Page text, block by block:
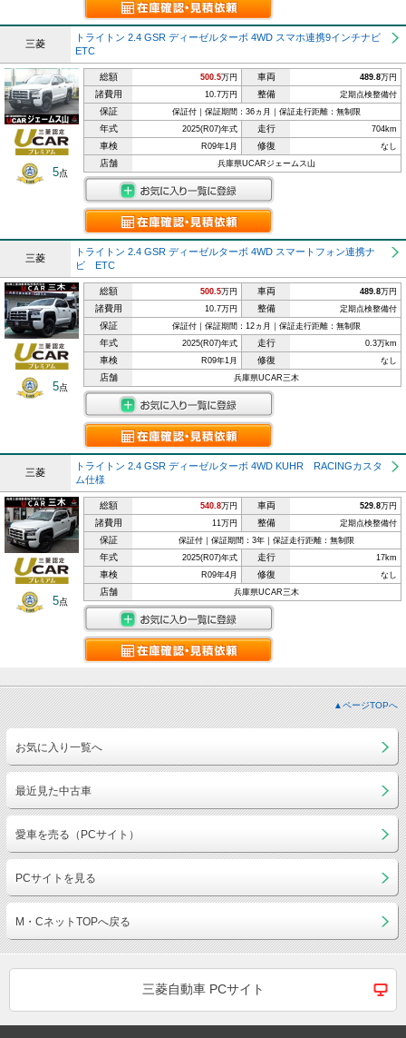
三菱
トライトン 2.4 GSR ディーゼルターボ 4WD スマホ連携9インチナビ
ETC
5点
総額 500.5万円 車両 489.8万円
諸費用 10.7万円 整備 定期点検整備付
保証 保証付｜保証期間：36ヵ月｜保証走行距離：無制限
年式 2025(R07)年式 走行 704km
車検 R09年1月 修復 なし
店舗 兵庫県UCARジェームス山
三菱
トライトン 2.4 GSR ディーゼルターボ 4WD スマートフォン連携ナ
ビ ETC
5点
総額 500.5万円 車両 489.8万円
諸費用 10.7万円 整備 定期点検整備付
保証 保証付｜保証期間：12ヵ月｜保証走行距離：無制限
年式 2025(R07)年式 走行 0.3万km
車検 R09年1月 修復 なし
店舗 兵庫県UCAR三木
三菱
トライトン 2.4 GSR ディーゼルターボ 4WD KUHR RACINGカスタ
ム仕様
5点
総額 540.8万円 車両 529.8万円
諸費用 11万円 整備 定期点検整備付
保証 保証付｜保証期間：3年｜保証走行距離：無制限
年式 2025(R07)年式 走行 17km
車検 R09年4月 修復 なし
店舗 兵庫県UCAR三木
▲ページTOPへ
お気に入り一覧へ
最近見た中古車
愛車を売る（PCサイト）
PCサイトを見る
M・CネットTOPへ戻る
三菱自動車 PCサイト